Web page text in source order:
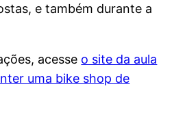
e também durante a
acesse o site da aula
uma bike shop de